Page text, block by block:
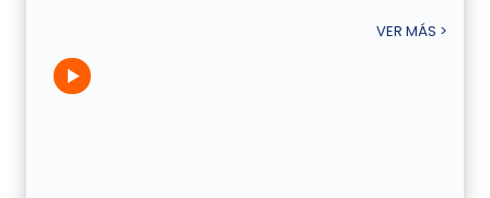
VER MÁS >